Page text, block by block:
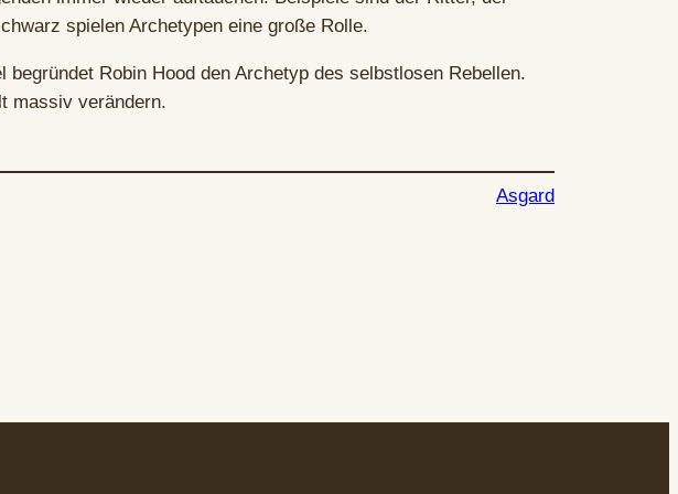
spielen Archetypen eine große Rolle.
Robin Hood den Archetyp des selbstlosen Rebellen.
massiv verändern.
Asgard